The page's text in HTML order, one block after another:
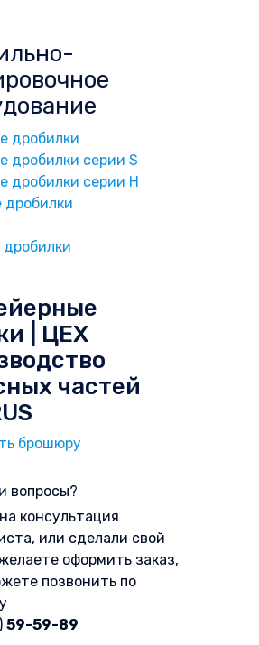
дробилки
дробилки серии S
дробилки серии H
| ЦЕХ
частей
брошюру
вопросы?
консультация
или сделали свой
оформить заказ,
позвонить по
59-59-89